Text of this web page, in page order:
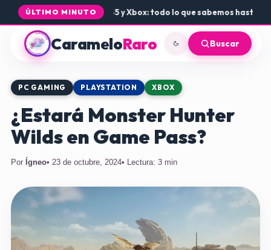
ÚLTIMO MINUTO
de Rogue Core a PS5 y Xbox: todo lo que sabemos hasta ahora
CarameloRaro Buscar
PC GAMING PLAYSTATION XBOX
¿Estará Monster Hunter
Wilds en Game Pass?
Por Ígneo• 23 de octubre, 2024• Lectura: 3 min